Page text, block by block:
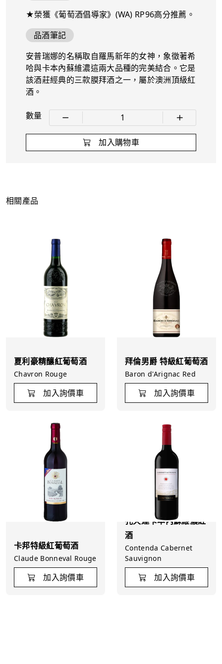
★榮獲《葡萄酒倡導家》(WA) RP96高分推薦。
品酒筆記
安普瑞娜的名稱取自羅馬新年的女神，象徵著希
哈與卡本內蘇維濃這兩大品種的完美結合。它是
該酒莊經典的三款膜拜酒之一，屬於澳洲頂級紅
酒。
數量 1
加入購物車
相關產品
夏利豪精釀紅葡萄酒
Chavron Rouge
加入詢價車
拜倫男爵 特級紅葡萄酒
Baron d'Arignac Red
加入詢價車
卡邦特級紅葡萄酒
Claude Bonneval Rouge
加入詢價車
孔天達卡本內蘇維濃紅
酒
Contenda Cabernet
Sauvignon
加入詢價車